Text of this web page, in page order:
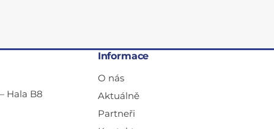
Hala B8
Informace
O nás
Aktuálně
Partneři